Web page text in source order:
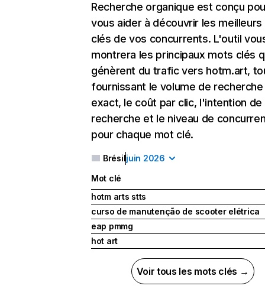
Recherche organique est conçu
vous aider à découvrir les
clés de vos concurrents. L'outil
montrera les principaux mots clés
génèrent du trafic vers hotm.art,
fournissant le volume de recherche
exact, le coût par clic, l'intention de
recherche et le niveau de
pour chaque mot clé.
Brésiljuin 2026
Mot clé
hotm arts stts
curso de manutenção de scooter elétrica
eap pmmg
hot art
Voir tous les mots clés →